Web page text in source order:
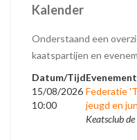
Kalender
Onderstaand een
kaatspartijen en
Datum/TijdEvenement
15/08/2026
10:00
Federatie
jeugd en
Keatsclub de